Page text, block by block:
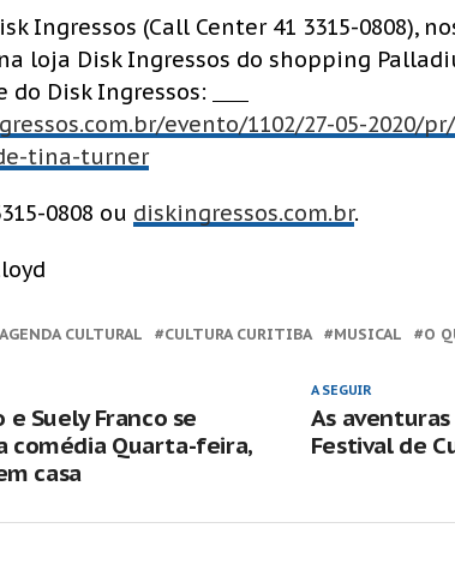
Ingressos (Call Center 41 3315-0808),
loja Disk Ingressos do shopping
do Disk Ingressos:
evento/1102/27-05-2020/
tina-turner
0808 ou diskingressos.com.br.
AGENDA CULTURAL CULTURA CURITIBA MUSICAL O
A SEGUIR
As
Festival de
Suely Franco se
comédia Quarta-feira,
casa